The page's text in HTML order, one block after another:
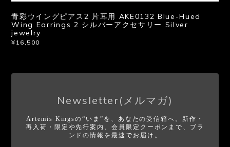
青彩ウイングピアス2 片耳用 AKE0132 Blue-Hued
Wing Earrings 2 シルバーアクセサリー Silver
jewelry
¥16,500
Newsletter(メルマガ)
Artemis Kingsの“いま”を、あなたの受信箱へ。新作・
再入荷・限定や先行案内、会員限定クーポンまで、ブラ
ンドの情報を最速でお届け。